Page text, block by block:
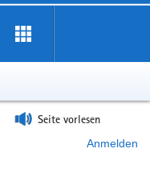
starten
Seite vorlesen
Anmelden